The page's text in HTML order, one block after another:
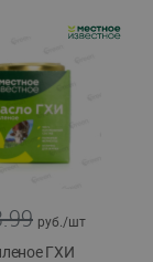
руб./шт
ГХИ